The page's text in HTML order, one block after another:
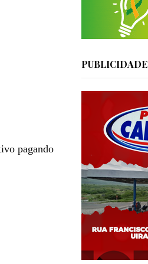
pagando
PUBLICIDADE